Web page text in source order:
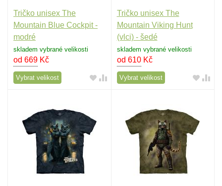
Tričko unisex The
Mountain Blue Cockpit -
modré
skladem vybrané velikosti
od 669 Kč
Vybrat velikost
Tričko unisex The
Mountain Viking Hunt
(vlci) - šedé
skladem vybrané velikosti
od 610Kč
Vybrat velikost